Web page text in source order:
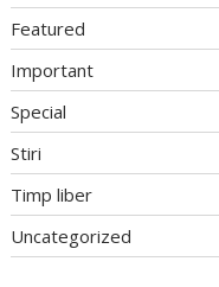
Featured
Important
Special
Stiri
Timp liber
Uncategorized